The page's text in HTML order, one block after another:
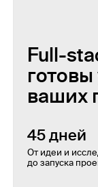
Full-
готовы
ваших
45 дней
От идеи и
до запуска